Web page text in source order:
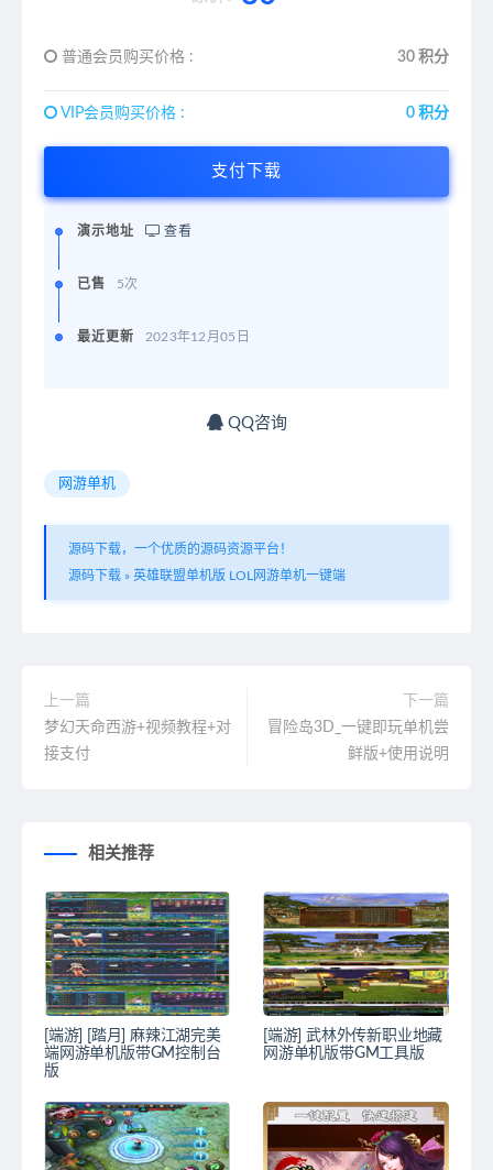
普通会员购买价格 : 30 积分
VIP会员购买价格 : 0 积分
支付下载
演示地址 查看
已售 5次
最近更新 2023年12月05日
QQ咨询
网游单机
源码下载，一个优质的源码资源平台！
源码下载 » 英雄联盟单机版 LOL网游单机一键端
上一篇
梦幻天命西游+视频教程+对
接支付
下一篇
冒险岛3D_一键即玩单机尝
鲜版+使用说明
相关推荐
[端游] [踏月] 麻辣江湖完美
端网游单机版带GM控制台
版
[端游] 武林外传新职业地藏
网游单机版带GM工具版